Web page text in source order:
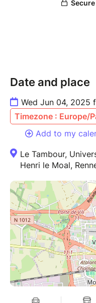
Date and place
Wed Jun 04, 2025
Timezone : Europe/
Add to my
Le Tambour,
Henri le Moal,